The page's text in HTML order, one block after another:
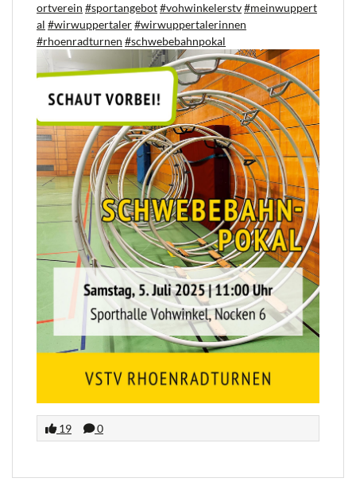
ortverein #sportangebot#vohwinkelerstv#meinwuppert
al #wirwuppertaler#wirwuppertalerinnen
#rhoenradturnen #schwebebahnpokal
19 0